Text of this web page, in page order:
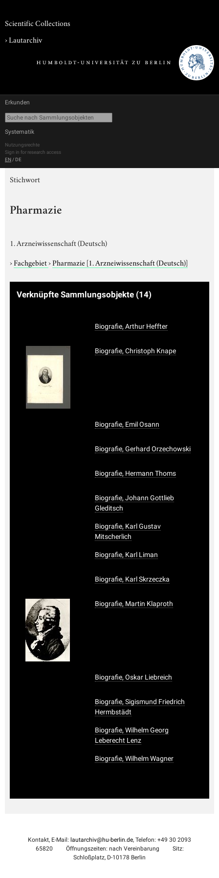
Scientific Collections
›Lautarchiv
Erkunden
Systematik
Nutzungsrechte
Sign in for research access
EN / DE
Stichwort
Pharmazie
1. Arzneiwissenschaft (Deutsch)
›Fachgebiet›Pharmazie [1. Arzneiwissenschaft (Deutsch)]
Verknüpfte Sammlungsobjekte (14)
Biografie, Arthur Heffter
Biografie, Christoph Knape
Biografie, Emil Osann
Biografie, Gerhard Orzechowski
Biografie, Hermann Thoms
Biografie, Johann Gottlieb
Gleditsch
Biografie, Karl Gustav
Mitscherlich
Biografie, Karl Liman
Biografie, Karl Skrzeczka
Biografie, Martin Klaproth
Biografie, Oskar Liebreich
Biografie, Sigismund Friedrich
Hermbstädt
Biografie, Wilhelm Georg
Leberecht Lenz
Biografie, Wilhelm Wagner
Kontakt, E-Mail: lautarchiv@hu-berlin.de, Telefon: +49 30 2093
65820
Öffnungszeiten: nach Vereinbarung
Sitz:
Schloßplatz, D-10178 Berlin